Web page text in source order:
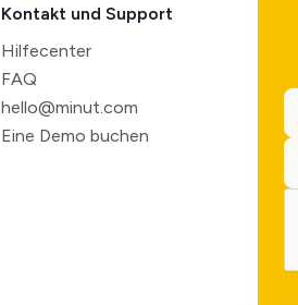
Kontakt und Support
Hilfecenter
FAQ
hello@minut.com
Eine Demo buchen